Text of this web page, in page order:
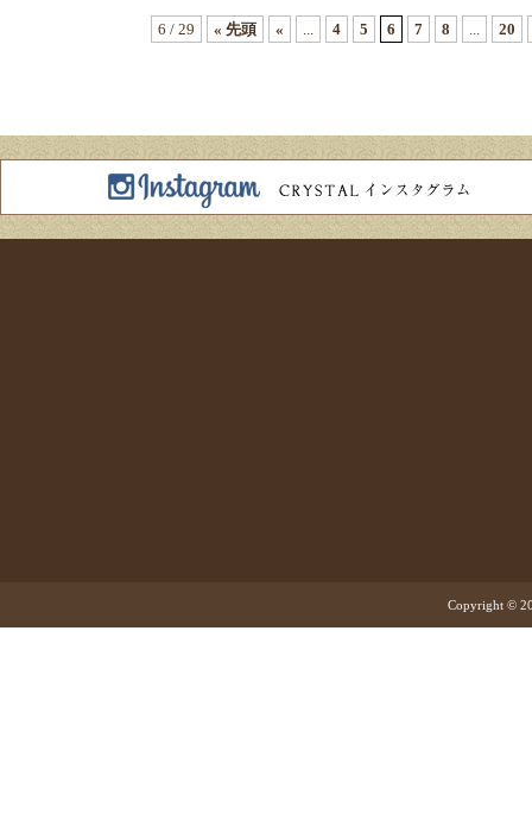
6 / 29 « 先頭 « ... 4 5 6 7 8 ... 20
Copyright ©